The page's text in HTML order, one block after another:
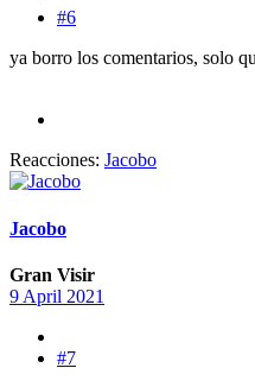
#6
ya borro los comentarios, solo
Reacciones: Jacobo
Jacobo
Gran Visir
9 April 2021
#7